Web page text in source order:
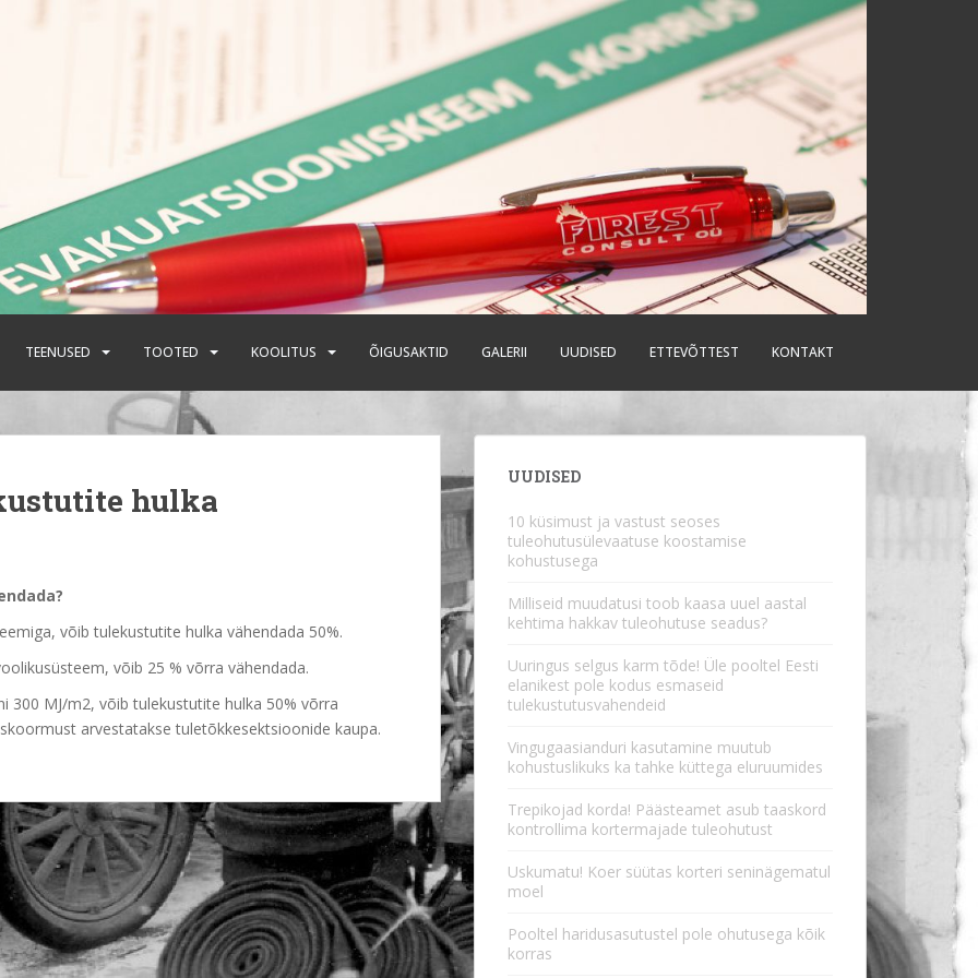
TEENUSED TOOTED KOOLITUS ÕIGUSAKTID GALERII UUDISED ETTEVÕTTEST KONTAKT
hulka
võib tulekustutite hulka vähendada 50%.
võib 25 % võrra vähendada.
300 MJ/m2, võib tulekustutite hulka 50% võrra
arvestatakse tuletõkkesektsioonide kaupa.
UUDISED
10 küsimust ja vastust seoses
tuleohutusülevaatuse koostamise
kohustusega
Milliseid muudatusi toob kaasa uuel aastal
kehtima hakkav tuleohutuse seadus?
Uuringus selgus karm tõde! Üle pooltel Eesti
elanikest pole kodus esmaseid
tulekustutusvahendeid
Vingugaasianduri kasutamine muutub
kohustuslikuks ka tahke küttega eluruumides
Trepikojad korda! Päästeamet asub taaskord
kontrollima kortermajade tuleohutust
Uskumatu! Koer süütas korteri seninägematul
moel
Pooltel haridusasutustel pole ohutusega kõik
korras